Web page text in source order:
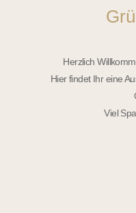
Herzlich
Hier findet Ihr eine
Viel